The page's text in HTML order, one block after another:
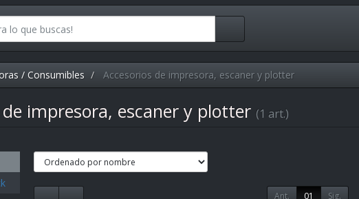
/ Consumibles Accesorios de impresora, escaner y plotter
de impresora, escaner y plotter (1 art.)
Ant. 01 Sig.